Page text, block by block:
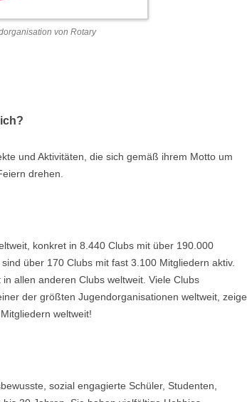
von Rotary
und Aktivitäten, die sich gemäß ihrem Motto um
drehen.
konkret in 8.440 Clubs mit über 190.000
über 170 Clubs mit fast 3.100 Mitgliedern aktiv.
allen anderen Clubs weltweit. Viele Clubs
der größten Jugendorganisationen weltweit, zeige
weltweit!
sozial engagierte Schüler, Studenten,